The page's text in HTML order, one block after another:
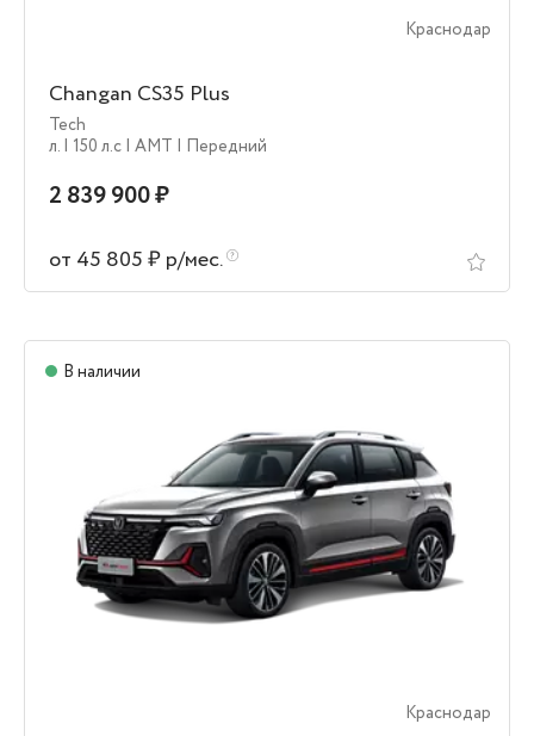
Краснодар
Changan CS35 Plus
Tech
л. | 150 л.c | AMT | Передний
2 839 900 ₽
от 45 805 ₽ р/мес.
В наличии
Краснодар